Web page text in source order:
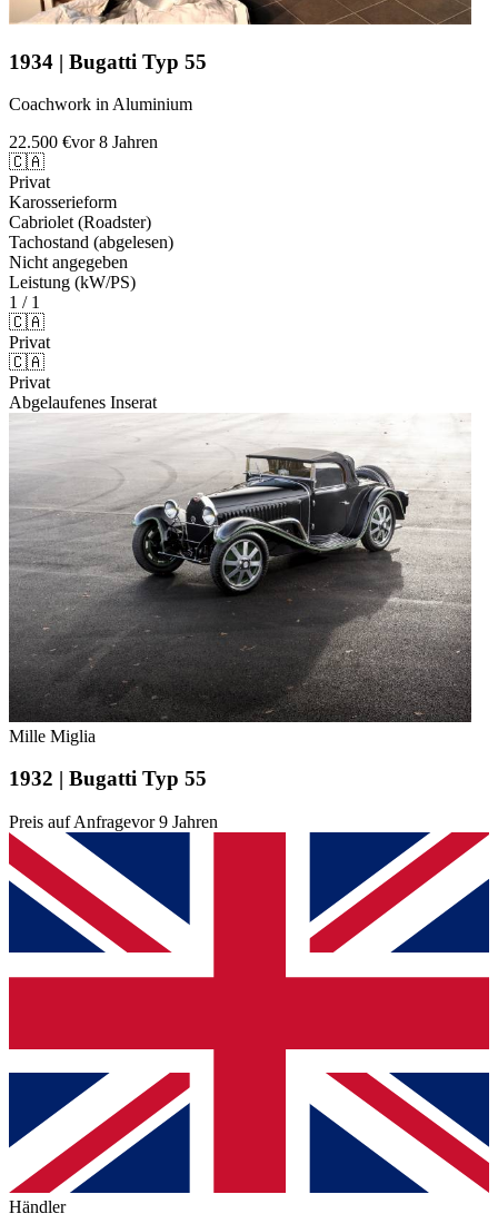
1934 | Bugatti Typ 55
Coachwork in Aluminium
22.500 €vor 8 Jahren
🇨🇦
Privat
Karosserieform
Cabriolet (Roadster)
Tachostand (abgelesen)
Nicht angegeben
Leistung (kW/PS)
1 / 1
🇨🇦
Privat
🇨🇦
Privat
Abgelaufenes Inserat
Mille Miglia
1932 | Bugatti Typ 55
Preis auf Anfragevor 9 Jahren
Händler